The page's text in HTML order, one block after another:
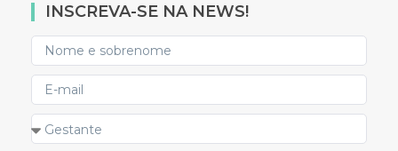
INSCREVA-SE NA NEWS!